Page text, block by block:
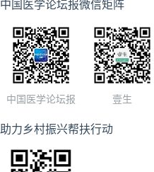
中国医学论坛报微信矩阵
中国医学论坛报 壹生
助力乡村振兴帮扶行动